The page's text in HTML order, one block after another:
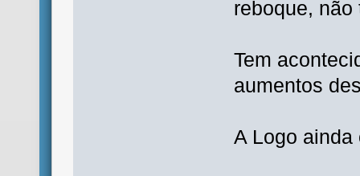
reboque,
Tem
aumentos
A Logo ainda